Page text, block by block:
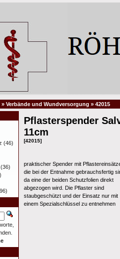
» Verbände und Wundversorgung » 42015
Pflasterspender
11cm
[42015]
praktischer Spender mit
die bei der Entnahme gebrauchsfertig
da eine der beiden Schutzfolien direkt
abgezogen wird. Die Pflaster sind
staubgeschützt und der Einsatz nur mit
einem Spezialschlüssel zu entnehmen
(46)
(36)